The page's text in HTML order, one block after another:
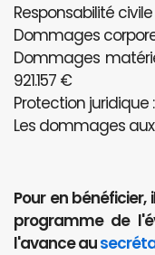
Responsabilité civile
Dommages
Dommages
921.157 €
Protection juridique
Les dommages
Pour en
programme de
l'avance au